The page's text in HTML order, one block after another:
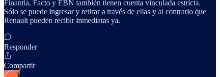
Finantia, Facto y EBN también tienen cuenta vinculada estricta.
Sólo se puede ingresar y retirar a través de ellas y al contrario que
Renault pueden recibir inmediatas ya.
Responder
Compartir